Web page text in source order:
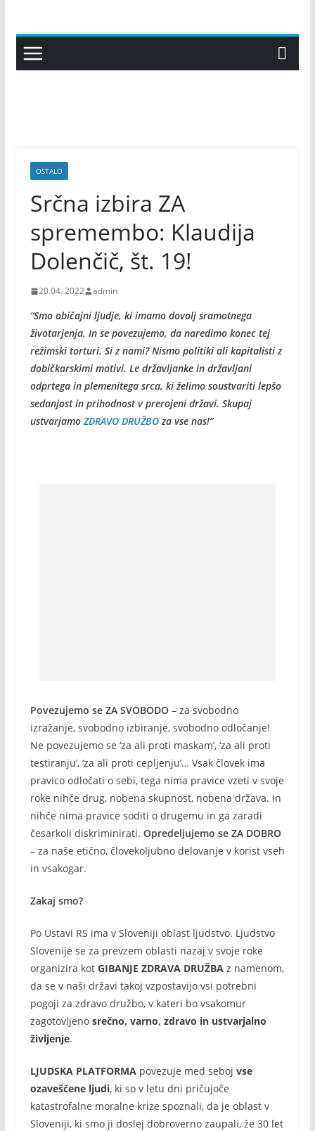
content
OSTALO
Srčna izbira ZA
spremembo: Klaudija
Dolenčič, št. 19!
20.04. 2022 admin
“Smo običajni ljudje, ki imamo dovolj sramotnega
životarjenja. In se povezujemo, da naredimo konec tej
režimski torturi. Si z nami? Nismo politiki ali kapitalisti z
dobičkarskimi motivi. Le državljanke in državljani
odprtega in plemenitega srca, ki želimo soustvariti lepšo
sedanjost in prihodnost v prerojeni državi. Skupaj
ustvarjamoZDRAVO DRUŽBOza vse nas!”
Povezujemo se ZA SVOBODO– za svobodno
izražanje, svobodno izbiranje, svobodno odločanje!
Ne povezujemo se ‘za ali proti maskam’, ‘za ali proti
testiranju’, ‘za ali proti cepljenju’… Vsak človek ima
pravico odločati o sebi, tega nima pravice vzeti v svoje
roke nihče drug, nobena skupnost, nobena država. In
nihče nima pravice soditi o drugemu in ga zaradi
česarkoli diskriminirati. Opredeljujemo se ZA DOBRO
–za naše etično, človekoljubno delovanje v korist vseh
in vsakogar.
Zakaj smo?
Po Ustavi RS ima v Sloveniji oblast ljudstvo. Ljudstvo
Slovenije se za prevzem oblasti nazaj v svoje roke
organizira kot GIBANJE ZDRAVA DRUŽBAz namenom,
da se v naši državi takoj vzpostavijo vsi potrebni
pogoji za zdravo družbo, v kateri bo vsakomur
zagotovljeno srečno, varno, zdravo in ustvarjalno
življenje.
LJUDSKA PLATFORMApovezuje med seboj vse
ozaveščene ljudi, ki so v letu dni pričujoče
katastrofalne moralne krize spoznali, da je oblast v
Sloveniji, ki smo ji doslej dobroverno zaupali, že 30 let